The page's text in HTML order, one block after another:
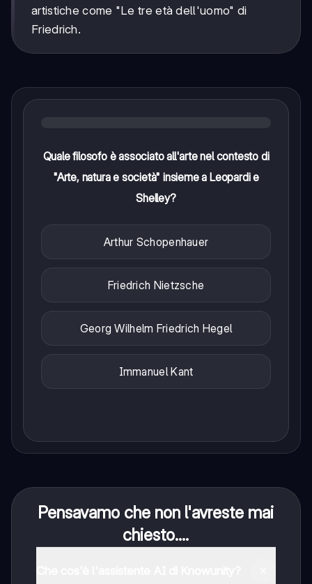
artistiche come "Le tre età dell'uomo" di
Friedrich.
Quale filosofo è associato all'arte nel contesto di
"Arte, natura e società" insieme a Leopardi e
Shelley?
Arthur Schopenhauer
Friedrich Nietzsche
Georg Wilhelm Friedrich Hegel
Immanuel Kant
Pensavamo che non l'avreste mai
chiesto....